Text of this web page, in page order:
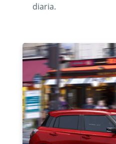
diaria.